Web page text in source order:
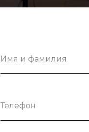
Имя и фамилия
Телефон